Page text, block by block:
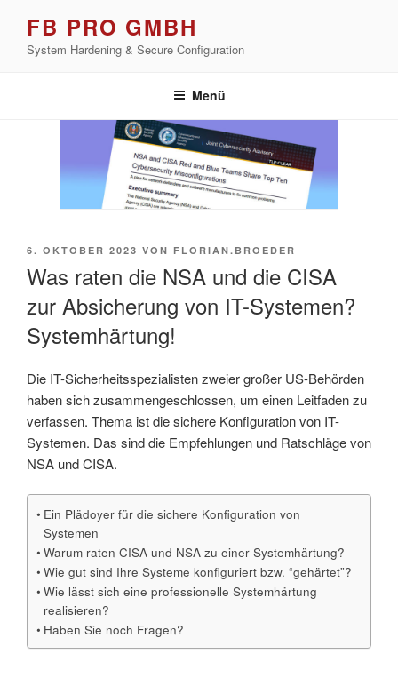
springen
FB PRO GMBH
System Hardening & Secure Configuration
Menü
VERÖFFENTLICHT
6. OKTOBER 2023 VON FLORIAN.BROEDER
Was raten die NSA und die CISA
zur Absicherung von IT-Systemen?
Systemhärtung!
Die IT-Sicherheitsspezialisten zweier großer US-Behörden
haben sich zusammengeschlossen, um einen Leitfaden zu
verfassen. Thema ist die sichere Konfiguration von IT-
Systemen. Das sind die Empfehlungen und Ratschläge von
NSA und CISA.
Ein Plädoyer für die sichere Konfiguration von
Systemen
Warum raten CISA und NSA zu einer Systemhärtung?
Wie gut sind Ihre Systeme konfiguriert bzw. “gehärtet”?
Wie lässt sich eine professionelle Systemhärtung
realisieren?
Haben Sie noch Fragen?